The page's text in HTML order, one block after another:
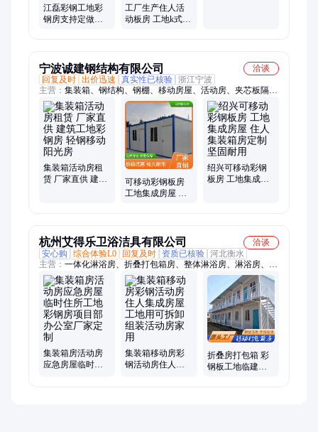
江磊彩钢工地彩
钢房支持定做耐
工厂生产住人活
动板房 工地k式彩
宁波诚建钢结构有限公司
洽谈
回复及时 出价迅速 真实性已核验 浙江宁波
主营： 集装箱、钢结构、钢棚、移动房屋、活动房、夹芯板隔
断、平台阁楼
集装箱活动房租
赁 厂家直供 建筑
可移动彩钢板房
工地集成房屋 多
绍兴可移动彩钢
板房 工地集成房
杭州艾得乐卫浴洁具有限公司
洽谈
安心购
综合体验L0 回复及时 资质已核验 河北衡水
主营： 一体化淋浴房、折叠打包箱房、整体淋浴房、淋浴房、拼
接式房屋、集成卫浴、一体化卫生间、整体卫生间
集装箱房活动房
应急房屋临时住
集装箱移动房彩
钢活动房住人集
折叠房打包箱 彩
钢板工地临建房